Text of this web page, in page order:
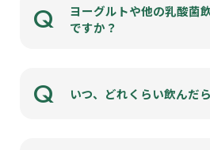
Q
ヨーグルトや他の乳酸菌
ですか？
Q いつ、どれくらい飲んだ